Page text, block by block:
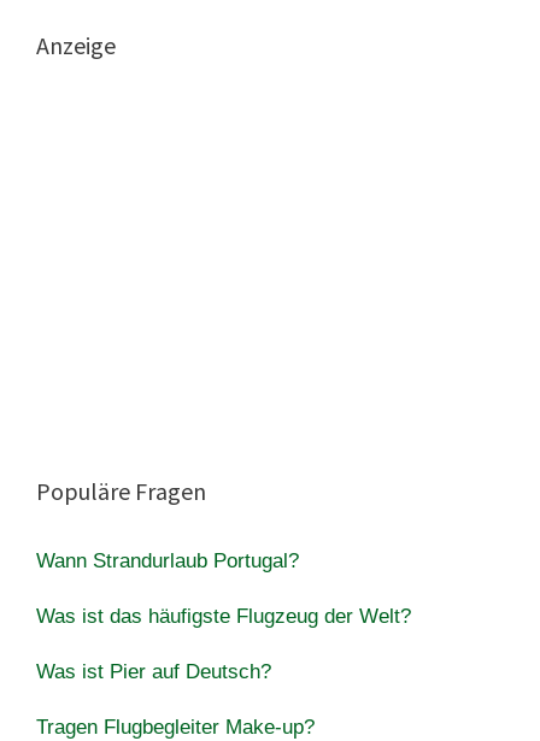
Anzeige
Populäre Fragen
Wann Strandurlaub Portugal?
Was ist das häufigste Flugzeug der Welt?
Was ist Pier auf Deutsch?
Tragen Flugbegleiter Make-up?